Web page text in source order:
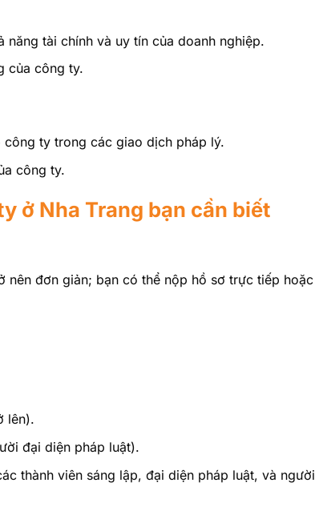
tài chính và uy tín của doanh nghiệp.
của công ty.
ty trong các giao dịch pháp lý.
công ty.
ở Nha Trang bạn cần biết
nên đơn giản; bạn có thể nộp hồ sơ trực tiếp hoặc
lên).
đại diện pháp luật).
thành viên sáng lập, đại diện pháp luật, và người